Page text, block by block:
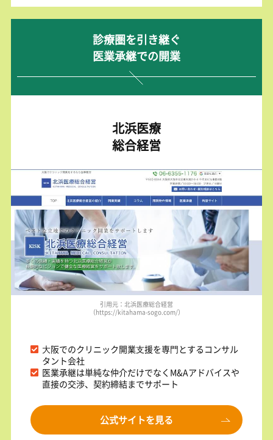
診療圏を引き継ぐ
医業承継での開業
北浜医療
総合経営
引用元：北浜医療総合経営
（https://kitahama-sogo.com/）
⼤阪でのクリニック開業⽀援を専⾨とするコンサル
タント会社
医業承継は単純な仲介だけでなくM&Aアドバイスや
直接の交渉、契約締結までサポート
公式サイトを見る